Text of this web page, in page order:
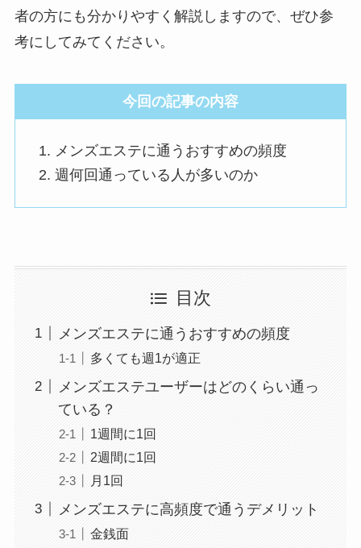
者の方にも分かりやすく解説しますので、ぜひ参
考にしてみてください。
今回の記事の内容
メンズエステに通うおすすめの頻度
週何回通っている人が多いのか
目次
メンズエステに通うおすすめの頻度
多くても週1が適正
メンズエステユーザーはどのくらい通っ
ている？
1週間に1回
2週間に1回
月1回
メンズエステに高頻度で通うデメリット
金銭面